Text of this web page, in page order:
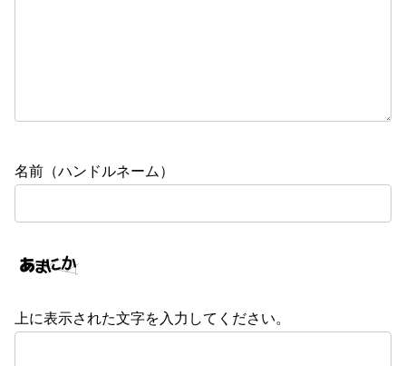
名前（ハンドルネーム）
上に表示された文字を入力してください。